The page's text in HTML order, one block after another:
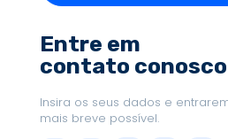
Entre em
contato conosco
Insira os seus dados e
mais breve possível.